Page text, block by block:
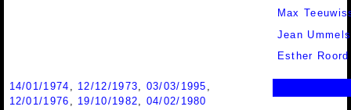
Max
Jean Ummels
Esther Roord
14/01/1974 12/12/1973 03/03/1995
12/01/1976
19/10/1982
04/02/1980